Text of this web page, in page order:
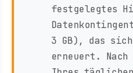
festgelegtes
3 GB), das
erneuert. Nach